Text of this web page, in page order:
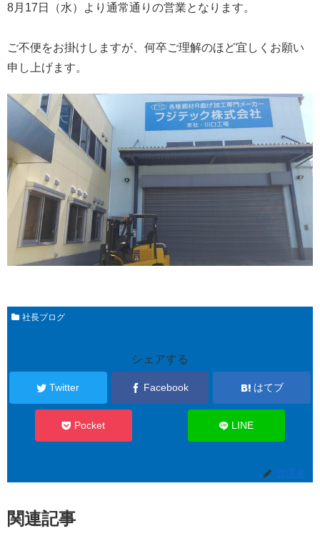
8月17日（水）より通常通りの営業となります。
ご不便をお掛けしますが、何卒ご理解のほど宜しくお願い
申し上げます。
社長ブログ
シェアする
Twitter Facebook はてブ
Pocket LINE
管理者
関連記事